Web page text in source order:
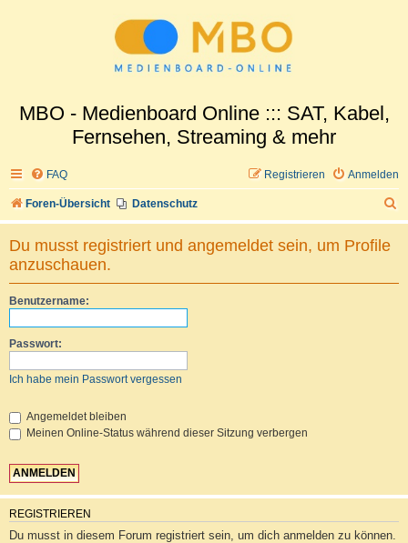
MBO - Medienboard Online ::: SAT, Kabel,
Fernsehen, Streaming & mehr
FAQ Anmelden
Registrieren
Foren-Übersicht Datenschutz
u
Du musst registriert und angemeldet sein, um Profile
anzuschauen.
Benutzername:
Passwort:
Ich habe mein Passwort vergessen
Angemeldet bleiben
Meinen Online-Status während dieser Sitzung verbergen
REGISTRIEREN
Du musst in diesem Forum registriert sein, um dich anmelden zu können.